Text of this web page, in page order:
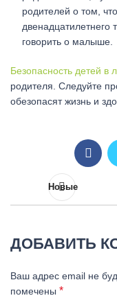
родителей о том,
двенадцатилетнего
говорить о малыше.
Безопасность детей в
родителя. Следуйте
обезопасят жизнь и
Новые
ДОБАВИТЬ
Ваш адрес email не
помечены *